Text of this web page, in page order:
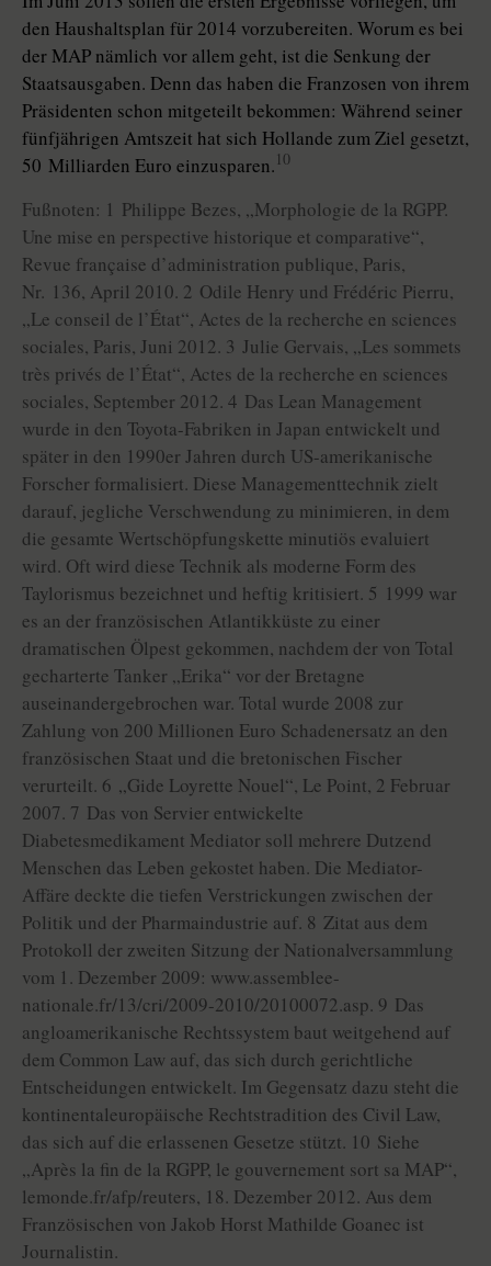
den Haushaltsplan für 2014 vorzubereiten. Worum es bei
der MAP nämlich vor allem geht, ist die Senkung der
Staatsausgaben. Denn das haben die Franzosen von ihrem
Präsidenten schon mitgeteilt bekommen: Während seiner
fünfjährigen Amtszeit hat sich Hollande zum Ziel gesetzt,
50 Milliarden Euro einzusparen. 10
Fußnoten: 1 Philippe Bezes, „Morphologie de la RGPP.
Une mise en perspective historique et comparative“,
Revue française d’administration publique, Paris,
Nr. 136, April 2010. 2 Odile Henry und Frédéric Pierru,
„Le conseil de l’État“, Actes de la recherche en sciences
sociales, Paris, Juni 2012. 3 Julie Gervais, „Les sommets
très privés de l’État“, Actes de la recherche en sciences
sociales, September 2012. 4 Das Lean Management
wurde in den Toyota-Fabriken in Japan entwickelt und
später in den 1990er Jahren durch US-amerikanische
Forscher formalisiert. Diese Managementtechnik zielt
darauf, jegliche Verschwendung zu minimieren, in dem
die gesamte Wertschöpfungskette minutiös evaluiert
wird. Oft wird diese Technik als moderne Form des
Taylorismus bezeichnet und heftig kritisiert. 5 1999 war
es an der französischen Atlantikküste zu einer
dramatischen Ölpest gekommen, nachdem der von Total
gecharterte Tanker „Erika“ vor der Bretagne
auseinandergebrochen war. Total wurde 2008 zur
Zahlung von 200 Millionen Euro Schadenersatz an den
französischen Staat und die bretonischen Fischer
verurteilt. 6 „Gide Loyrette Nouel“, Le Point, 2 Februar
2007. 7 Das von Servier entwickelte
Diabetesmedikament Mediator soll mehrere Dutzend
Menschen das Leben gekostet haben. Die Mediator-
Affäre deckte die tiefen Verstrickungen zwischen der
Politik und der Pharmaindustrie auf. 8 Zitat aus dem
Protokoll der zweiten Sitzung der Nationalversammlung
vom 1. Dezember 2009: www.assemblee-
nationale.fr/13/cri/2009-2010/20100072.asp. 9 Das
angloamerikanische Rechtssystem baut weitgehend auf
dem Common Law auf, das sich durch gerichtliche
Entscheidungen entwickelt. Im Gegensatz dazu steht die
kontinentaleuropäische Rechtstradition des Civil Law,
das sich auf die erlassenen Gesetze stützt. 10 Siehe
„Après la fin de la RGPP, le gouvernement sort sa MAP“,
lemonde.fr/afp/reuters, 18. Dezember 2012. Aus dem
Französischen von Jakob Horst Mathilde Goanec ist
Journalistin.